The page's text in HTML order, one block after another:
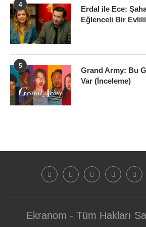
4
Erdal ile Ece:
Eğlenceli Bir
5
Grand Army: Bu
Var (İnceleme)
Ekranom - Tüm Hakları